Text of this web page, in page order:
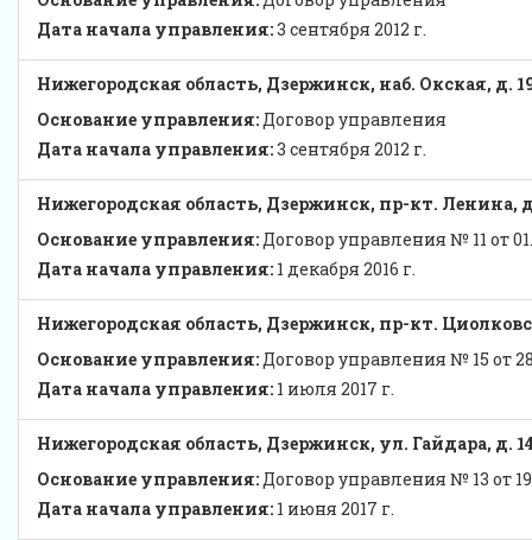
Дата начала управления:3 сентября 2012 г.
Нижегородская область, Дзержинск, наб. Окская, д.
Основание управления:Договор управления
Дата начала управления:3 сентября 2012 г.
Нижегородская область, Дзержинск, пр-кт. Ленина,
Основание управления:Договор управления № 11 от
Дата начала управления: 1 декабря 2016 г.
Нижегородская область, Дзержинск, пр-кт.
Основание управления:Договор управления № 15 от
Дата начала управления: 1 июля 2017 г.
Нижегородская область, Дзержинск, ул. Гайдара, д.
Основание управления:Договор управления № 13 от
Дата начала управления: 1 июня 2017 г.